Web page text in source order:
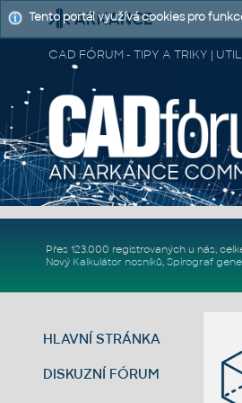
CAD FÓRUM - TIPY A TRIKY |
Přes 123.000 registrovaných u nás,
Nový Kalkulátor nosníků, Spirograf
HLAVNÍ STRÁNKA
DISKUZNÍ FÓRUM
Tento portál využívá cookies pro